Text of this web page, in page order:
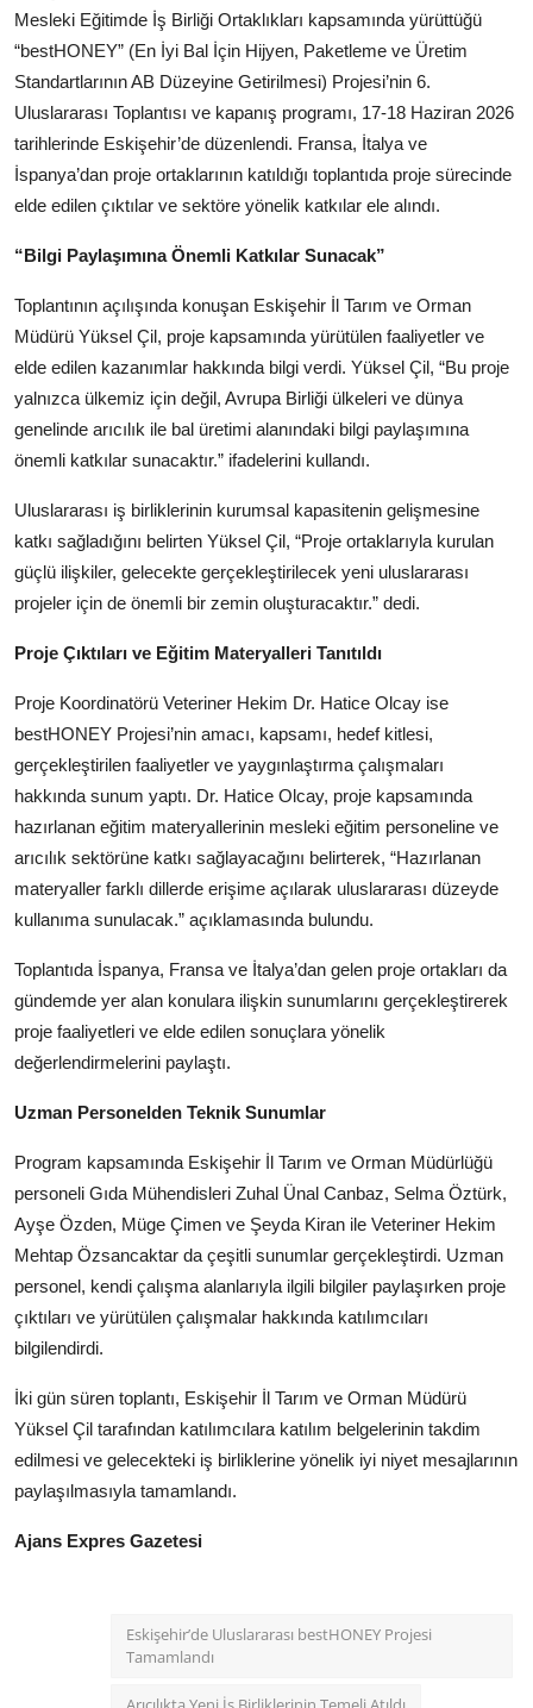
Köşe Yazısı
Dernek
Gastronomi
Mesleki Eğitimde İş Birliği Ortaklıkları kapsamında yürüttüğü
“bestHONEY” (En İyi Bal İçin Hijyen, Paketleme ve Üretim
Standartlarının AB Düzeyine Getirilmesi) Projesi’nin 6.
Uluslararası Toplantısı ve kapanış programı, 17-18 Haziran 2026
tarihlerinde Eskişehir’de düzenlendi. Fransa, İtalya ve
İspanya’dan proje ortaklarının katıldığı toplantıda proje sürecinde
elde edilen çıktılar ve sektöre yönelik katkılar ele alındı.
“Bilgi Paylaşımına Önemli Katkılar Sunacak”
Toplantının açılışında konuşan Eskişehir İl Tarım ve Orman
Müdürü Yüksel Çil, proje kapsamında yürütülen faaliyetler ve
elde edilen kazanımlar hakkında bilgi verdi. Yüksel Çil, “Bu proje
yalnızca ülkemiz için değil, Avrupa Birliği ülkeleri ve dünya
genelinde arıcılık ile bal üretimi alanındaki bilgi paylaşımına
önemli katkılar sunacaktır.” ifadelerini kullandı.
Uluslararası iş birliklerinin kurumsal kapasitenin gelişmesine
katkı sağladığını belirten Yüksel Çil, “Proje ortaklarıyla kurulan
güçlü ilişkiler, gelecekte gerçekleştirilecek yeni uluslararası
projeler için de önemli bir zemin oluşturacaktır.” dedi.
Proje Çıktıları ve Eğitim Materyalleri Tanıtıldı
Proje Koordinatörü Veteriner Hekim Dr. Hatice Olcay ise
bestHONEY Projesi’nin amacı, kapsamı, hedef kitlesi,
gerçekleştirilen faaliyetler ve yaygınlaştırma çalışmaları
hakkında sunum yaptı. Dr. Hatice Olcay, proje kapsamında
hazırlanan eğitim materyallerinin mesleki eğitim personeline ve
arıcılık sektörüne katkı sağlayacağını belirterek, “Hazırlanan
materyaller farklı dillerde erişime açılarak uluslararası düzeyde
kullanıma sunulacak.” açıklamasında bulundu.
Toplantıda İspanya, Fransa ve İtalya’dan gelen proje ortakları da
gündemde yer alan konulara ilişkin sunumlarını gerçekleştirerek
proje faaliyetleri ve elde edilen sonuçlara yönelik
değerlendirmelerini paylaştı.
Uzman Personelden Teknik Sunumlar
Program kapsamında Eskişehir İl Tarım ve Orman Müdürlüğü
personeli Gıda Mühendisleri Zuhal Ünal Canbaz, Selma Öztürk,
Ayşe Özden, Müge Çimen ve Şeyda Kiran ile Veteriner Hekim
Mehtap Özsancaktar da çeşitli sunumlar gerçekleştirdi. Uzman
personel, kendi çalışma alanlarıyla ilgili bilgiler paylaşırken proje
çıktıları ve yürütülen çalışmalar hakkında katılımcıları
bilgilendirdi.
İki gün süren toplantı, Eskişehir İl Tarım ve Orman Müdürü
Yüksel Çil tarafından katılımcılara katılım belgelerinin takdim
edilmesi ve gelecekteki iş birliklerine yönelik iyi niyet mesajlarının
paylaşılmasıyla tamamlandı.
Ajans Expres Gazetesi
Eskişehir’de Uluslararası bestHONEY Projesi
Tamamlandı